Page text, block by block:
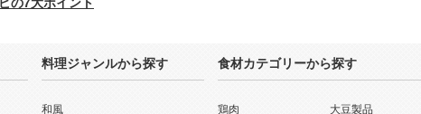
料理ジャンルから探す
和風
食材カテゴリーから探す
鶏肉 大豆製品